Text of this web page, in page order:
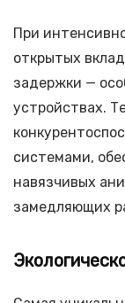
При
открытых
задержки —
устройствах.
системами,
навязчивых
замедляющих